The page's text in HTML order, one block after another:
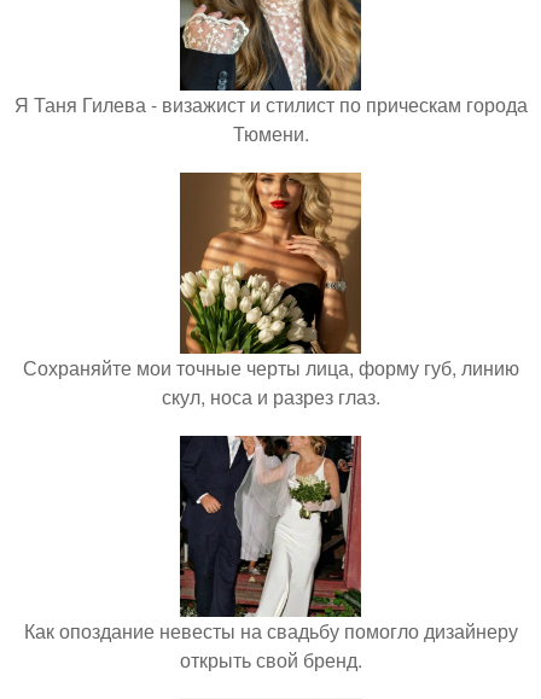
Я Таня Гилева - визажист и стилист по прическам города
Тюмени.
Сохраняйте мои точные черты лица, форму губ, линию
скул, носа и разрез глаз.
Как опоздание невесты на свадьбу помогло дизайнеру
открыть свой бренд.